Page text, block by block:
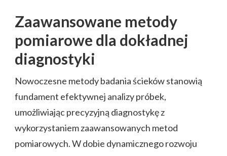
Zaawansowane metody
pomiarowe dla dokładnej
diagnostyki
Nowoczesne metody badania ścieków stanowią
fundament efektywnej analizy próbek,
umożliwiając precyzyjną diagnostykę z
wykorzystaniem zaawansowanych metod
pomiarowych. W dobie dynamicznego rozwoju